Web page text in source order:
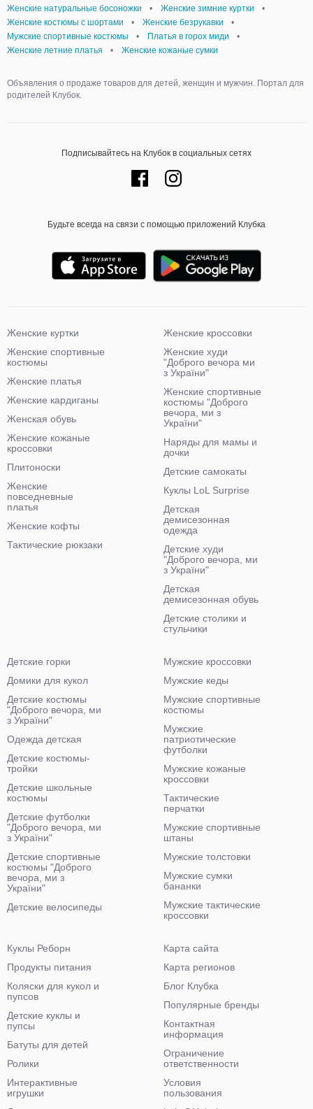
Женские натуральные босоножки
• Женские зимние куртки
•
Женские костюмы с шортами
• Женские безрукавки
•
Мужские спортивные костюмы
• Платья в горох миди
•
Женские летние платья
• Женские кожаные сумки
Объявления о продаже товаров для детей, женщин и мужчин. Портал для
родителей Клубок.
Подписывайтесь на Клубок в социальных сетях
Будьте всегда на связи с помощью приложений Клубка
Женские куртки
Женские спортивные
костюмы
Женские платья
Женские кардиганы
Женская обувь
Женские кожаные
кроссовки
Плитоноски
Женские
повседневные
платья
Женские кофты
Тактические рюкзаки
Женские кроссовки
Женские худи
"Доброго вечора ми
з України"
Женские спортивные
костюмы "Доброго
вечора, ми з
України"
Наряды для мамы и
дочки
Детские самокаты
Куклы LoL Surprise
Детская
демисезонная
одежда
Детские худи
"Доброго вечора, ми
з України"
Детская
демисезонная обувь
Детские столики и
стульчики
Детские горки
Домики для кукол
Детские костюмы
"Доброго вечора, ми
з України"
Одежда детская
Детские костюмы-
тройки
Детские школьные
костюмы
Детские футболки
"Доброго вечора, ми
з України"
Детские спортивные
костюмы "Доброго
вечора, ми з
України"
Детские велосипеды
Мужские кроссовки
Мужские кеды
Мужские спортивные
костюмы
Мужские
патриотические
футболки
Мужские кожаные
кроссовки
Тактические
перчатки
Мужские спортивные
штаны
Мужские толстовки
Мужские сумки
бананки
Мужские тактические
кроссовки
Куклы Реборн
Продукты питания
Коляски для кукол и
пупсов
Детские куклы и
пупсы
Батуты для детей
Ролики
Интерактивные
игрушки
Карта сайта
Карта регионов
Блог Клубка
Популярные бренды
Контактная
информация
Ограничение
ответственности
Условия
пользования